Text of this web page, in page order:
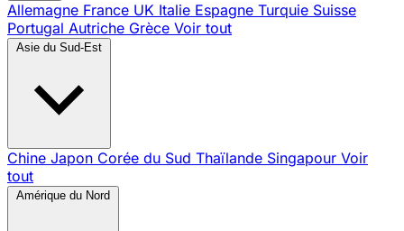
Allemagne France UK Italie Espagne Turquie Suisse
Portugal Autriche Grèce Voir tout
Asie du Sud-Est
Chine Japon Corée du Sud Thaïlande Singapour Voir
tout
Amérique du Nord